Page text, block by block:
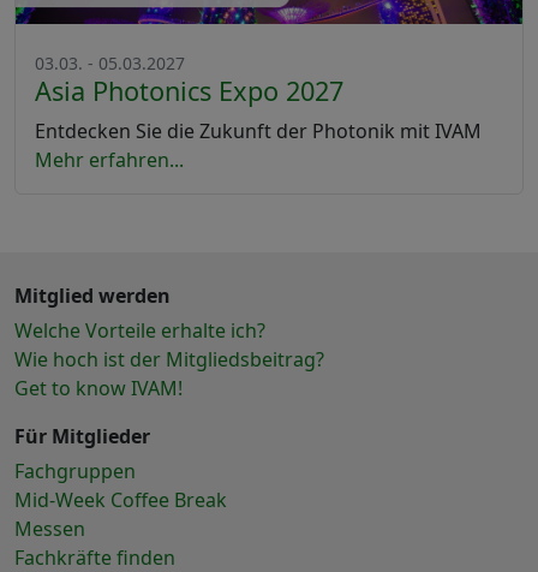
03.03. - 05.03.2027
Asia Photonics Expo 2027
Entdecken Sie die Zukunft der Photonik mit IVAM
Mehr erfahren...
Mitglied werden
Welche Vorteile erhalte ich?
Wie hoch ist der Mitgliedsbeitrag?
Get to know IVAM!
Für Mitglieder
Fachgruppen
Mid-Week Coffee Break
Messen
Fachkräfte finden